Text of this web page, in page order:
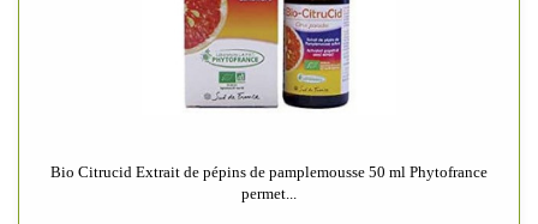
Bio Citrucid Extrait de pépins de pamplemousse 50 ml Phytofrance
permet...